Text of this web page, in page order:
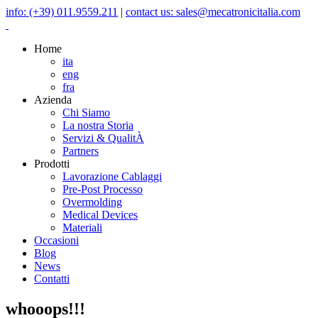
info: (+39) 011.9559.211 | contact us: sales@mecatronicitalia.com
Home
ita
eng
fra
Azienda
Chi Siamo
La nostra Storia
Servizi & QualitÀ
Partners
Prodotti
Lavorazione Cablaggi
Pre-Post Processo
Overmolding
Medical Devices
Materiali
Occasioni
Blog
News
Contatti
whooops!!!